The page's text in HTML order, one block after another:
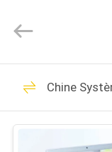
MAISON
PRODUITS
Rights
Reserved.
ECER
Chine